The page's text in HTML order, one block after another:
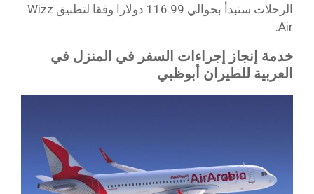
الرحلات ستبدأ بحوالي 116.99 دولارا وفقا لتطبيق Wizz
Air.
خدمة إنجاز إجراءات السفر في المنزل في
العربية للطيران أبوظبي